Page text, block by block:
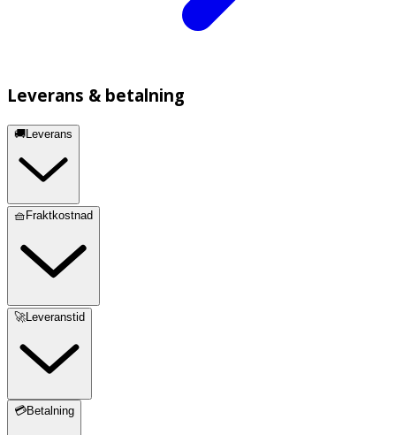
Leverans & betalning
🚚Leverans
🧺Fraktkostnad
🚀Leveranstid
💳Betalning